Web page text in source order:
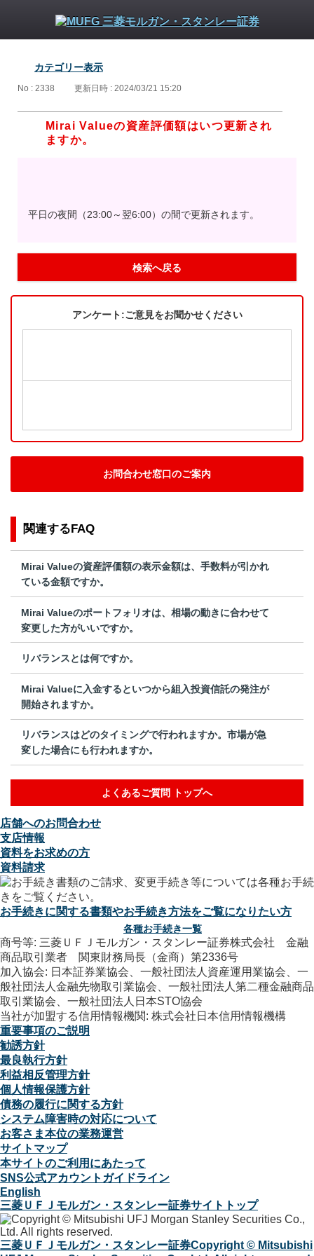
カテゴリー表示
No : 2338 更新日時 : 2024/03/21 15:20
Mirai Valueの資産評価額はいつ更新され
ますか。
平日の夜間（23:00～翌6:00）の間で更新されます。
検索へ戻る
アンケート:ご意見をお聞かせください
お問合わせ窓口のご案内
関連するFAQ
Mirai Valueの資産評価額の表示金額は、手数料が引かれ
ている金額ですか。
Mirai Valueのポートフォリオは、相場の動きに合わせて
変更した方がいいですか。
リバランスとは何ですか。
Mirai Valueに入金するといつから組入投資信託の発注が
開始されますか。
リバランスはどのタイミングで行われますか。市場が急
変した場合にも行われますか。
よくあるご質問 トップへ
店舗へのお問合わせ
支店情報
資料をお求めの方
資料請求
お手続きに関する書類やお手続き方法をご覧になりたい方
各種お手続き一覧
商号等: 三菱ＵＦＪモルガン・スタンレー証券株式会社 金融
商品取引業者 関東財務局長（金商）第2336号
加入協会: 日本証券業協会、一般社団法人資産運用業協会、一
般社団法人金融先物取引業協会、一般社団法人第二種金融商品
取引業協会、一般社団法人日本STO協会
当社が加盟する信用情報機関: 株式会社日本信用情報機構
重要事項のご説明
勧誘方針
最良執行方針
利益相反管理方針
個人情報保護方針
債務の履行に関する方針
システム障害時の対応について
お客さま本位の業務運営
サイトマップ
本サイトのご利用にあたって
SNS公式アカウントガイドライン
English
三菱ＵＦＪモルガン・スタンレー証券サイトトップ
三菱ＵＦＪモルガン・スタンレー証券Copyright © Mitsubishi